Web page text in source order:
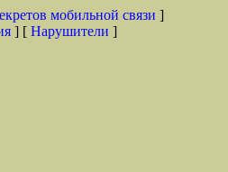
мобильной связи ]
] [ Нарушители ]